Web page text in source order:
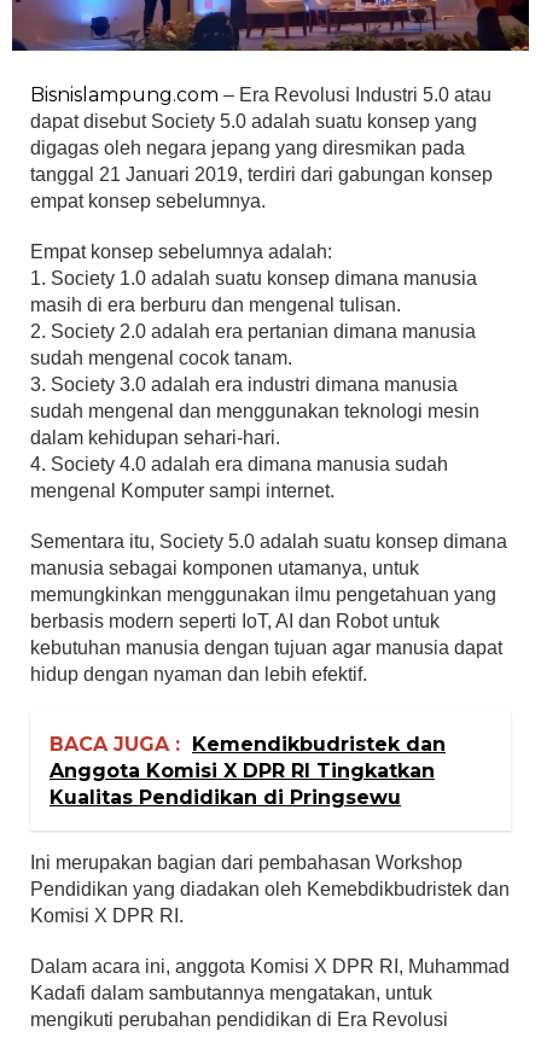
Bisnislampung.com – Era Revolusi Industri 5.0 atau
dapat disebut Society 5.0 adalah suatu konsep yang
digagas oleh negara jepang yang diresmikan pada
tanggal 21 Januari 2019, terdiri dari gabungan konsep
empat konsep sebelumnya.
Empat konsep sebelumnya adalah:
1. Society 1.0 adalah suatu konsep dimana manusia
masih di era berburu dan mengenal tulisan.
2. Society 2.0 adalah era pertanian dimana manusia
sudah mengenal cocok tanam.
3. Society 3.0 adalah era industri dimana manusia
sudah mengenal dan menggunakan teknologi mesin
dalam kehidupan sehari-hari.
4. Society 4.0 adalah era dimana manusia sudah
mengenal Komputer sampi internet.
Sementara itu, Society 5.0 adalah suatu konsep dimana
manusia sebagai komponen utamanya, untuk
memungkinkan menggunakan ilmu pengetahuan yang
berbasis modern seperti IoT, AI dan Robot untuk
kebutuhan manusia dengan tujuan agar manusia dapat
hidup dengan nyaman dan lebih efektif.
BACA JUGA : Kemendikbudristek dan
Anggota Komisi X DPR RI Tingkatkan
Kualitas Pendidikan di Pringsewu
Ini merupakan bagian dari pembahasan Workshop
Pendidikan yang diadakan oleh Kemebdikbudristek dan
Komisi X DPR RI.
Dalam acara ini, anggota Komisi X DPR RI, Muhammad
Kadafi dalam sambutannya mengatakan, untuk
mengikuti perubahan pendidikan di Era Revolusi